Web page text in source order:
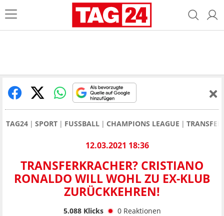
TAG24 SPORT FUSSBALL CHAMPIONS LEAGUE
12.03.2021 18:36
TRANSFERKRACHER? CRISTIANO
RONALDO WILL WOHL ZU EX-KLUB
ZURÜCKKEHREN!
5.088Klicks 0 Reaktionen